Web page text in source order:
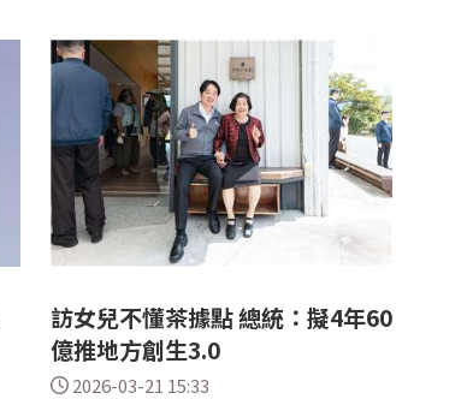
訪女兒不懂茶據點 總統：擬4年60
億推地方創生3.0
2026-03-21 15:33